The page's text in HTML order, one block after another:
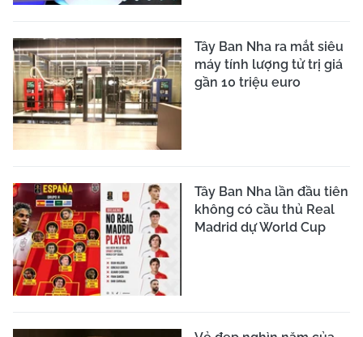
Tây Ban Nha ra mắt siêu
máy tính lượng tử trị giá
gần 10 triệu euro
Tây Ban Nha lần đầu tiên
không có cầu thủ Real
Madrid dự World Cup